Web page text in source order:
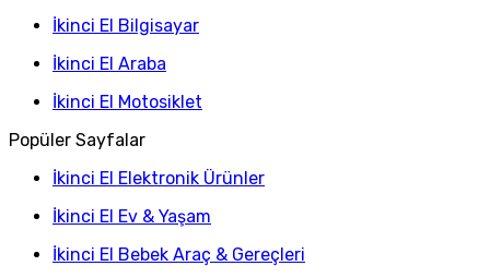
İkinci El Bilgisayar
İkinci El Araba
İkinci El Motosiklet
Popüler Sayfalar
İkinci El Elektronik Ürünler
İkinci El Ev & Yaşam
İkinci El Bebek Araç & Gereçleri